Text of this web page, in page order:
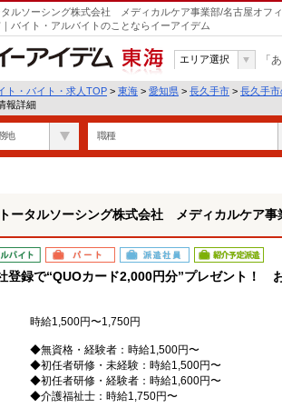
タルソーシング株式会社 メディカルケア事業部/名古屋オフ
バイト・アルバイトのことならイーアイデム
東海
エリア選択 「
ト・バイト・求人TOP > 東海 > 愛知県 > 長久手市 > 長久手
報詳細
地 職種
遣
ータルソーシング株式会社 メディカルケア事
イト パート 派遣社員 紹介予定派遣
登録で“QUOカード2,000円分”プレゼント！
時給1,500円〜1,750円
◆無資格・経験者：時給1,500円〜
◆初任者研修・未経験：時給1,500円〜
◆初任者研修・経験者：時給1,600円〜
◆介護福祉士：時給1,750円〜